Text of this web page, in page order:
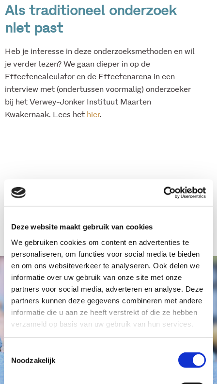
Deze website maakt gebruik van cookies
We gebruiken cookies om content en advertenties te
personaliseren, om functies voor social media te bieden
en om ons websiteverkeer te analyseren. Ook delen we
informatie over uw gebruik van onze site met onze
partners voor social media, adverteren en analyse. Deze
partners kunnen deze gegevens combineren met andere
informatie die u aan ze heeft verstrekt of die ze hebben
verzameld op basis van uw gebruik van hun services.
Noodzakelijk
Als traditioneel onderzoek
niet past
Heb je interesse in deze onderzoeksmethoden en wil
je verder lezen? We gaan dieper in op de
Effectencalculator en de Effectenarena in een
interview met (ondertussen voormalig) onderzoeker
bij het Verwey-Jonker Instituut Maarten
Kwakernaak. Lees het hier.